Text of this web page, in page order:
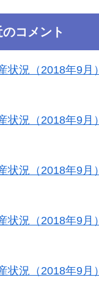
コメント
状況（2018年9月）
状況（2018年9月）
状況（2018年9月）
状況（2018年9月）
状況（2018年9月）